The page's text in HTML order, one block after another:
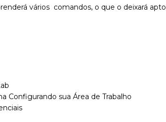
vários comandos, o que o deixará apto
Configurando sua Área de Trabalho